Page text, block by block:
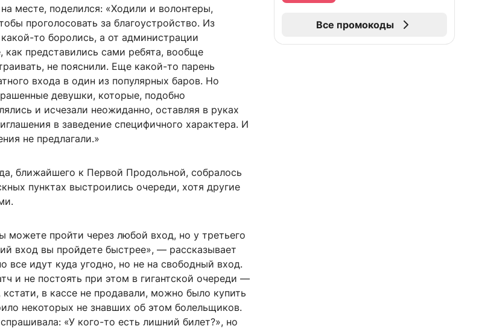
месте, поделился: «Ходили и волонтеры,
проголосовать за благоустройство. Из
то боролись, а от администрации
как представились сами ребята, вообще
не пояснили. Еще какой-то парень
входа в один из популярных баров. Но
девушки, которые, подобно
и исчезали неожиданно, оставляя в руках
в заведение специфичного характера. И
не предлагали.»
ближайшего к Первой Продольной, собралось
пунктах выстроились очереди, хотя другие
пройти через любой вход, но у третьего
вход вы пройдете быстрее», — рассказывает
все идут куда угодно, но не на свободный вход.
и не постоять при этом в гигантской очереди —
в кассе не продавали, можно было купить
некоторых не знавших об этом болельщиков.
«У кого-то есть лишний билет?», но
Все промокоды